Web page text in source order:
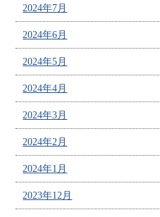
2024年7月
2024年6月
2024年5月
2024年4月
2024年3月
2024年2月
2024年1月
2023年12月